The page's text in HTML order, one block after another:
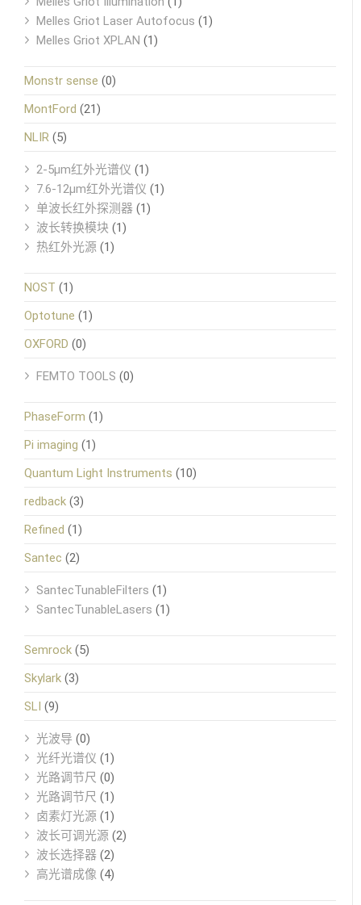
Melles Griot Laser Autofocus (1)
Melles Griot XPLAN (1)
Monstr sense (0)
MontFord (21)
NLIR (5)
2-5μm红外光谱仪 (1)
7.6-12μm红外光谱仪 (1)
单波长红外探测器 (1)
波长转换模块 (1)
热红外光源 (1)
NOST (1)
Optotune (1)
OXFORD (0)
FEMTO TOOLS (0)
PhaseForm (1)
Pi imaging (1)
Quantum Light Instruments (10)
redback (3)
Refined (1)
Santec (2)
SantecTunableFilters (1)
SantecTunableLasers (1)
Semrock (5)
Skylark (3)
SLI (9)
光波导 (0)
光纤光谱仪 (1)
光路调节尺 (0)
光路调节尺 (1)
卤素灯光源 (1)
波长可调光源 (2)
波长选择器 (2)
高光谱成像 (4)